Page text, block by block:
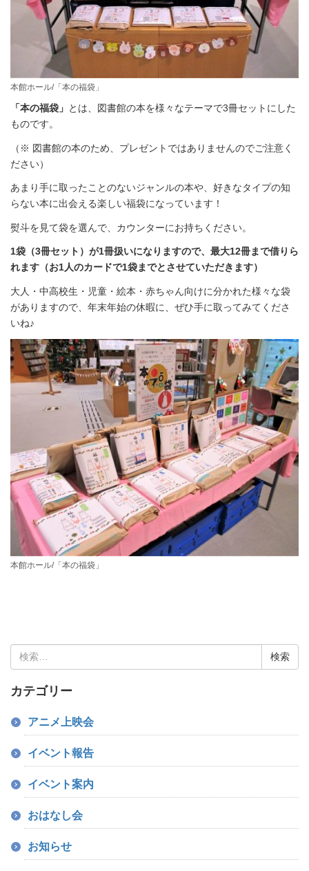
本館ホール/「本の福袋」
「本の福袋」 とは、図書館の本を様々なテーマで3冊セットにした
ものです。
（※ 図書館の本のため、プレゼントではありませんのでご注意く
ださい）
あまり手に取ったことのないジャンルの本や、好きなタイプの知
らない本に出会える楽しい福袋になっています！
熨斗を見て袋を選んで、カウンターにお持ちください。
1袋（3冊セット）が1冊扱いになりますので、最大12冊まで借りら
れます（お1人のカードで1袋までとさせていただきます）
大人・中高校生・児童・絵本・赤ちゃん向けに分かれた様々な袋
がありますので、年末年始の休暇に、ぜひ手に取ってみてくださ
いね♪
本館ホール/「本の福袋」
索:
カテゴリー
アニメ上映会
イベント報告
イベント案内
おはなし会
お知らせ